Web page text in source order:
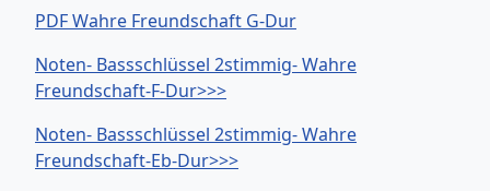
PDF Wahre Freundschaft G-Dur
Noten- Bassschlüssel 2stimmig- Wahre
Freundschaft-F-Dur>>>
Noten- Bassschlüssel 2stimmig- Wahre
Freundschaft-Eb-Dur>>>